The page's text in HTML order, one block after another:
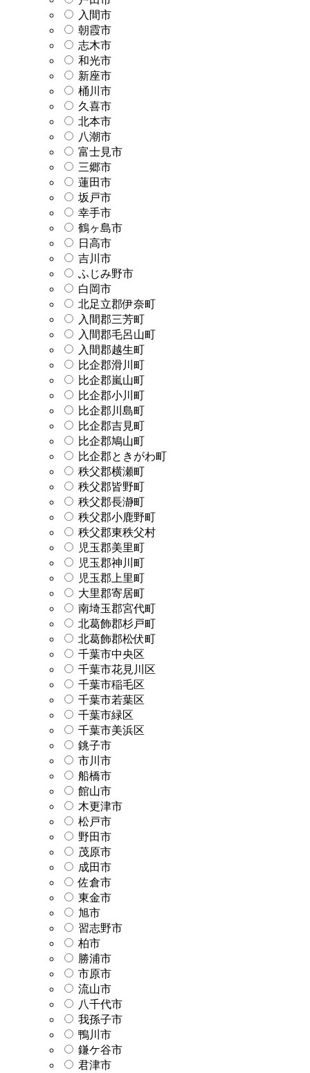
入間市
朝霞市
志木市
和光市
新座市
桶川市
久喜市
北本市
八潮市
富士見市
三郷市
蓮田市
坂戸市
幸手市
鶴ヶ島市
日高市
吉川市
ふじみ野市
白岡市
北足立郡伊奈町
入間郡三芳町
入間郡毛呂山町
入間郡越生町
比企郡滑川町
比企郡嵐山町
比企郡小川町
比企郡川島町
比企郡吉見町
比企郡鳩山町
比企郡ときがわ町
秩父郡横瀬町
秩父郡皆野町
秩父郡長瀞町
秩父郡小鹿野町
秩父郡東秩父村
児玉郡美里町
児玉郡神川町
児玉郡上里町
大里郡寄居町
南埼玉郡宮代町
北葛飾郡杉戸町
北葛飾郡松伏町
千葉市中央区
千葉市花見川区
千葉市稲毛区
千葉市若葉区
千葉市緑区
千葉市美浜区
銚子市
市川市
船橋市
館山市
木更津市
松戸市
野田市
茂原市
成田市
佐倉市
東金市
旭市
習志野市
柏市
勝浦市
市原市
流山市
八千代市
我孫子市
鴨川市
鎌ケ谷市
君津市